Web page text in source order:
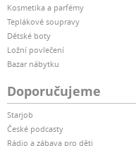
Kosmetika a parfémy
Teplákové soupravy
Dětské boty
Ložní povlečení
Bazar nábytku
Doporučujeme
Starjob
České podcasty
Rádio a zábava pro děti